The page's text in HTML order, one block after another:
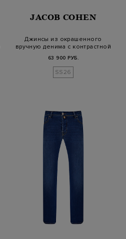
JACOB COHEN
Джинсы из окрашенного
вручную денима с контрастной
63 900 РУБ.
SS26